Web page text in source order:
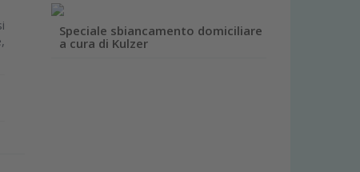
Speciale sbiancamento domiciliare
a cura di Kulzer